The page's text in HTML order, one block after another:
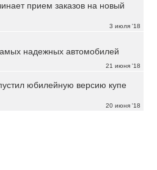
3 июля '18
прием заказов на новый
21 июня '18
надежных автомобилей
20 июня '18
юбилейную версию купе